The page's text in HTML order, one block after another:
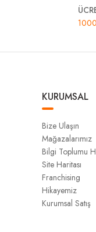
KURUMSAL
Bize Ulaşın
Mağazalarımız
Bilgi Toplumu
Site Haritası
Franchising
Hikayemiz
Kurumsal Satış